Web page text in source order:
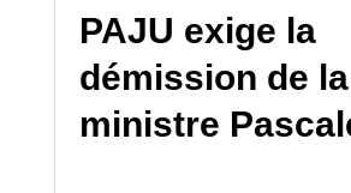
PAJU exige la
démission de la
ministre